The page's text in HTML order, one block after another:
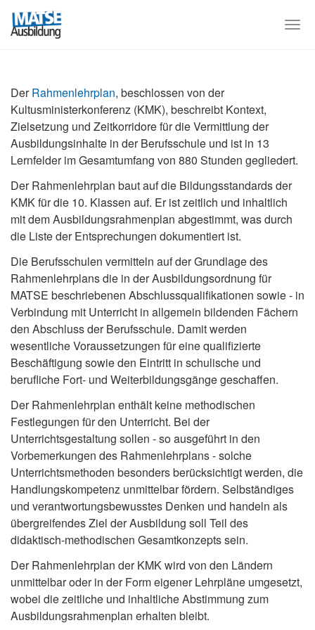
main
DerRahmenlehrplan, beschlossen von der
Kultusministerkonferenz (KMK), beschreibt Kontext,
Zielsetzung und Zeitkorridore für die Vermittlung der
Ausbildungsinhalte in der Berufsschule und ist in 13
Lernfelder im Gesamtumfang von 880 Stunden gegliedert.
Der Rahmenlehrplan baut auf die Bildungsstandards der
KMK für die 10. Klassen auf. Er ist zeitlich und inhaltlich
mit dem Ausbildungsrahmenplan abgestimmt, was durch
die Liste der Entsprechungen dokumentiert ist.
Die Berufsschulen vermitteln auf der Grundlage des
Rahmenlehrplans die in der Ausbildungsordnung für
MATSE beschriebenen Abschlussqualifikationen sowie - in
Verbindung mit Unterricht in allgemein bildenden Fächern
den Abschluss der Berufsschule. Damit werden
wesentliche Voraussetzungen für eine qualifizierte
Beschäftigung sowie den Eintritt in schulische und
berufliche Fort- und Weiterbildungsgänge geschaffen.
Der Rahmenlehrplan enthält keine methodischen
Festlegungen für den Unterricht. Bei der
Unterrichtsgestaltung sollen - so ausgeführt in den
Vorbemerkungen des Rahmenlehrplans - solche
Unterrichtsmethoden besonders berücksichtigt werden, die
Handlungskompetenz unmittelbar fördern. Selbständiges
und verantwortungsbewusstes Denken und handeln als
übergreifendes Ziel der Ausbildung soll Teil des
didaktisch-methodischen Gesamtkonzepts sein.
Der Rahmenlehrplan der KMK wird von den Ländern
unmittelbar oder in der Form eigener Lehrpläne umgesetzt,
wobei die zeitliche und inhaltliche Abstimmung zum
Ausbildungsrahmenplan erhalten bleibt.